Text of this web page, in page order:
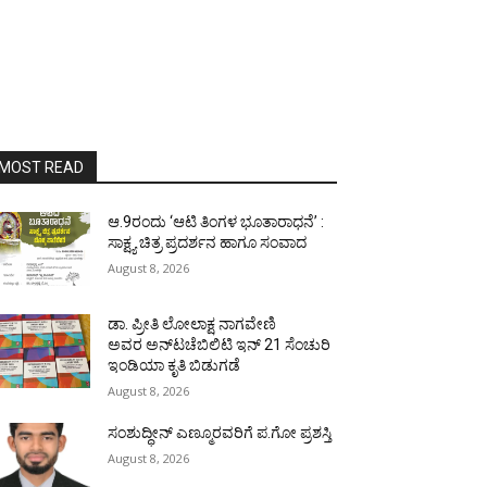
READ
ಆ.9ರಂದು ‘ಆಟಿ ತಿಂಗಳ ಭೂತಾರಾಧನೆ’ :
ಸಾಕ್ಷ್ಯ ಚಿತ್ರ ಪ್ರದರ್ಶನ ಹಾಗೂ ಸಂವಾದ
August 8, 2026
ಡಾ. ಪ್ರೀತಿ ಲೋಲಾಕ್ಷ ನಾಗವೇಣಿ
ಅವರ ಅನ್‌ಟಚೆಬಿಲಿಟಿ ಇನ್ 21 ಸೆಂಚುರಿ
ಇಂಡಿಯಾ ಕೃತಿ ಬಿಡುಗಡೆ
August 8, 2026
ಸಂಶುದ್ಧೀನ್ ಎಣ್ಮೂರವರಿಗೆ ಪ.ಗೋ ಪ್ರಶಸ್ತಿ
August 8, 2026